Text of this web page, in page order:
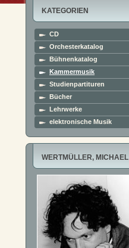
KATEGORIEN
CD
Orchesterkatalog
Bühnenkatalog
Kammermusik
Studienpartituren
Bücher
Lehrwerke
elektronische Musik
WERTMÜLLER, MICHAEL